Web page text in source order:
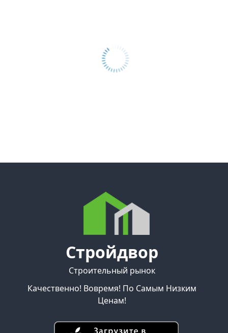
Стройдвор
Строительный рынок
Качественно! Вовремя! По Самым Низким
Ценам!